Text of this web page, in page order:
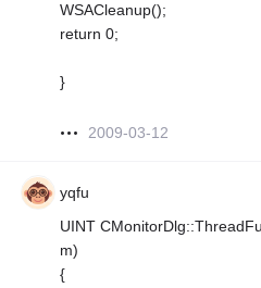
WSACleanup();
return 0;
}
2009-03-12
yqfu
UINT
m)
{